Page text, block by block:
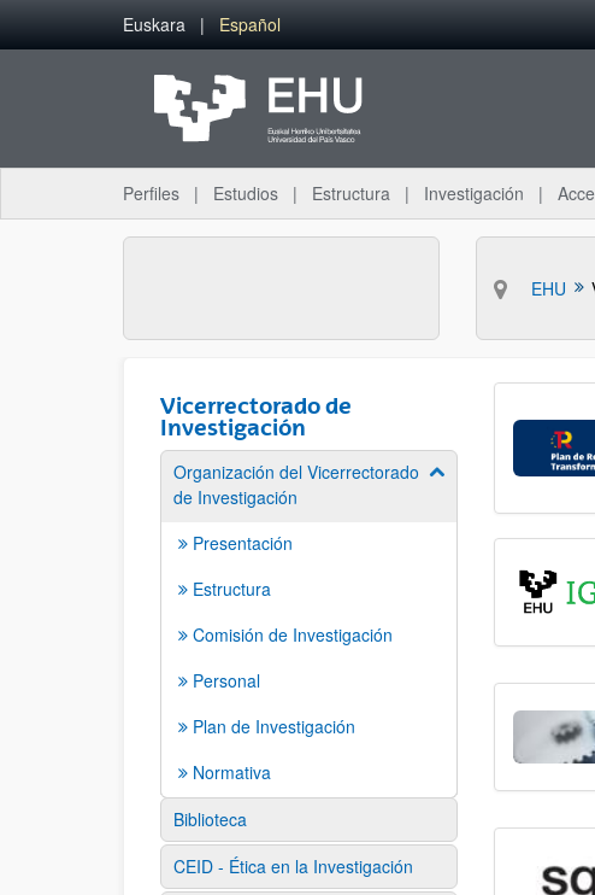
Saltar al contenido principal
Euskara Español
Perfiles Estudios Estructura Investigación
EHU
Vicerrectorado de
Investigación
Organización del Vicerrectorado
de Investigación
Mostrar/ocultar
Presentación
Estructura
Comisión de Investigación
Personal
Plan de Investigación
Normativa
Biblioteca
CEID - Ética en la Investigación